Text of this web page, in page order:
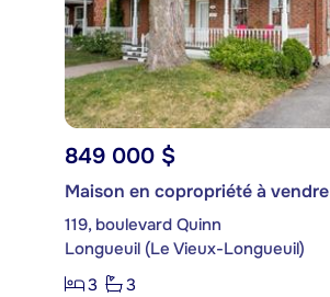
849 000 $
Maison en copropriété à vendre
119, boulevard Quinn
Longueuil (Le Vieux-Longueuil)
3
3